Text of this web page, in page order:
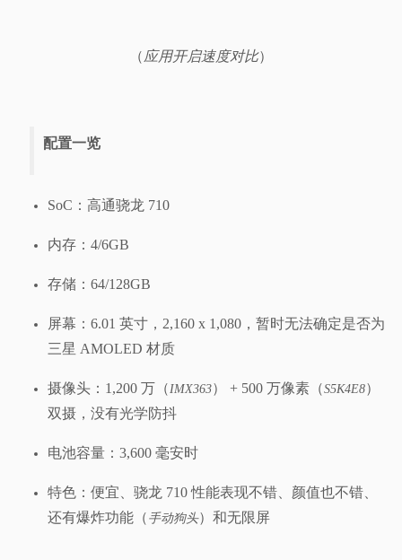
（应用开启速度对比）
配置一览
SoC：高通骁龙 710
内存：4/6GB
存储：64/128GB
屏幕：6.01 英寸，2,160 x 1,080，暂时无法确定是否为
三星 AMOLED 材质
摄像头：1,200 万（IMX363） + 500 万像素（S5K4E8）
双摄，没有光学防抖
电池容量：3,600 毫安时
特色：便宜、骁龙 710 性能表现不错、颜值也不错、
还有爆炸功能（ 手动狗头）和无限屏